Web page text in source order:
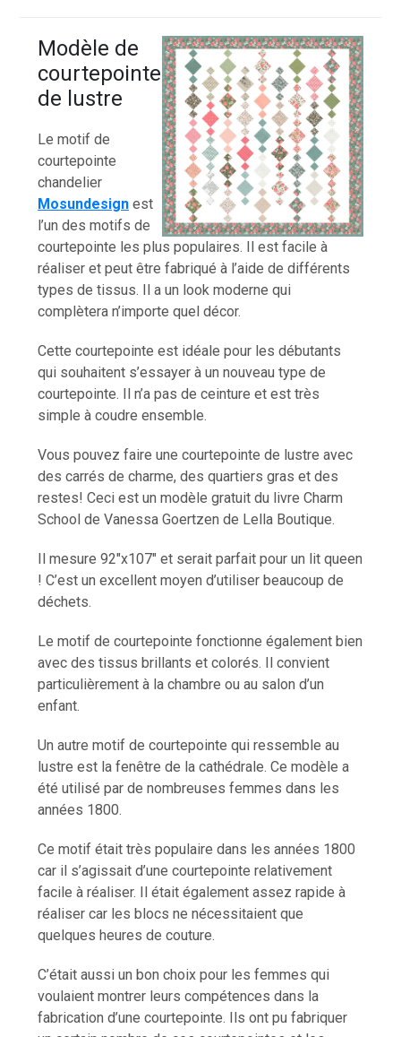
Modèle de
courtepointe
de lustre
Le motif de
courtepointe
chandelier
Mosundesign est
l’un des motifs de
courtepointe les plus populaires. Il est facile à
réaliser et peut être fabriqué à l’aide de différents
types de tissus. Il a un look moderne qui
complètera n’importe quel décor.
Cette courtepointe est idéale pour les débutants
qui souhaitent s’essayer à un nouveau type de
courtepointe. Il n’a pas de ceinture et est très
simple à coudre ensemble.
Vous pouvez faire une courtepointe de lustre avec
des carrés de charme, des quartiers gras et des
restes! Ceci est un modèle gratuit du livre Charm
School de Vanessa Goertzen de Lella Boutique.
Il mesure 92″x107″ et serait parfait pour un lit queen
! C’est un excellent moyen d’utiliser beaucoup de
déchets.
Le motif de courtepointe fonctionne également bien
avec des tissus brillants et colorés. Il convient
particulièrement à la chambre ou au salon d’un
enfant.
Un autre motif de courtepointe qui ressemble au
lustre est la fenêtre de la cathédrale. Ce modèle a
été utilisé par de nombreuses femmes dans les
années 1800.
Ce motif était très populaire dans les années 1800
car il s’agissait d’une courtepointe relativement
facile à réaliser. Il était également assez rapide à
réaliser car les blocs ne nécessitaient que
quelques heures de couture.
C’était aussi un bon choix pour les femmes qui
voulaient montrer leurs compétences dans la
fabrication d’une courtepointe. Ils ont pu fabriquer